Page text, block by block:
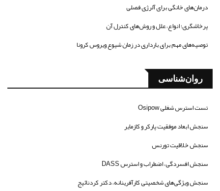
درمان‌های خانگی برای آلرژی فصلی
پرخاشگری؛ انواع، علل و روش‌های کنترل آن
توصیه‌های مهم برای بارداری در زمان شیوع ویروس کرونا
روان‌شناسی
تست استرس شغلی Osipow
سنجش ابعاد موفقیت پارکر و کازمایر
سنجش خلاقیت تورنس
سنجش افسردگی، اضطراب و استرس DASS
سنجش ویژگی‌های شخصیتی کارآفرینانه، دکتر کردنائیج